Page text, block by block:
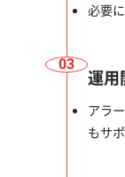
必要
03
運用
アラ
もサ